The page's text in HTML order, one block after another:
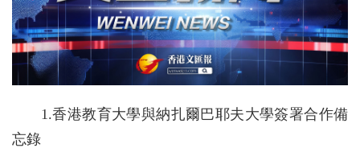
1.香港教育大學與納扎爾巴耶夫大學簽署合作備
忘錄